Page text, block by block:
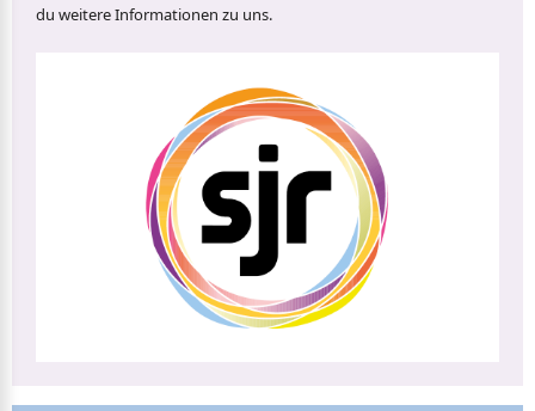
du weitere Informationen zu uns.